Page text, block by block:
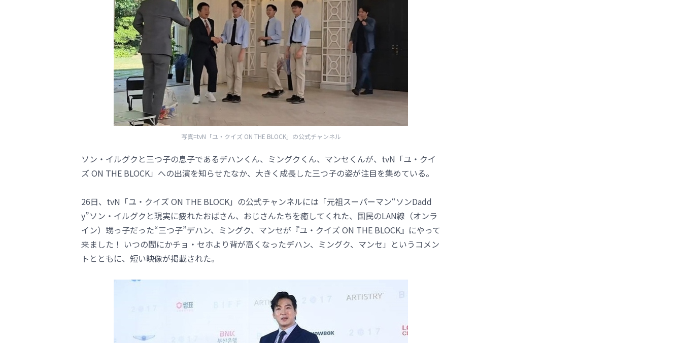
写真=tvN「ユ・クイズ ON THE BLOCK」の公式チャンネル
ソン・イルグクと三つ子の息子であるデハンくん、ミングクくん、マンセくんが、tvN「ユ・クイ
ズ ON THE BLOCK」への出演を知らせたなか、大きく成長した三つ子の姿が注目を集めている。
26日、tvN「ユ・クイズ ON THE BLOCK」の公式チャンネルには「元祖スーパーマン“ソンDadd
y”ソン・イルグクと現実に疲れたおばさん、おじさんたちを癒してくれた、国民のLAN線（オンラ
イン）甥っ子だった“三つ子”デハン、ミングク、マンセが『ユ・クイズ ON THE BLOCK』にやって
来ました！ いつの間にかチョ・セホより背が高くなったデハン、ミングク、マンセ」というコメン
トとともに、短い映像が掲載された。